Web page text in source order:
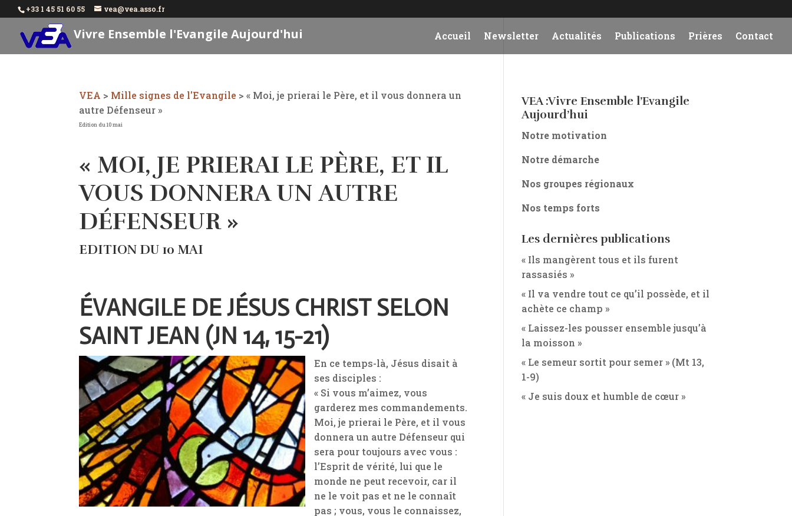
+33 1 45 51 60 55 vea@vea.asso.fr
Vivre Ensemble l'Evangile Aujourd'hui Accueil Newsletter Actualités Publications Prières Contact
VEA > Mille signes de l'Evangile >« Moi, je prierai le Père, et il vous donnera un
autre Défenseur »
Edition du 10 mai
« MOI, JE PRIERAI LE PÈRE, ET IL
VOUS DONNERA UN AUTRE
DÉFENSEUR »
EDITION DU 10 MAI
ÉVANGILE DE JÉSUS CHRIST SELON
SAINT JEAN (JN 14, 15-21)
En ce temps-là, Jésus disait à
ses disciples :
« Si vous m’aimez, vous
garderez mes commandements.
Moi, je prierai le Père, et il vous
donnera un autre Défenseur qui
sera pour toujours avec vous :
l’Esprit de vérité, lui que le
monde ne peut recevoir, car il
ne le voit pas et ne le connaît
pas ; vous, vous le connaissez,
VEA :Vivre Ensemble l’Evangile
Aujourd’hui
Notre motivation
Notre démarche
Nos groupes régionaux
Nos temps forts
Les dernières publications
« Ils mangèrent tous et ils furent
rassasiés »
« Il va vendre tout ce qu’il possède, et il
achète ce champ »
« Laissez-les pousser ensemble jusqu’à
la moisson »
« Le semeur sortit pour semer » (Mt 13,
1-9)
« Je suis doux et humble de cœur »